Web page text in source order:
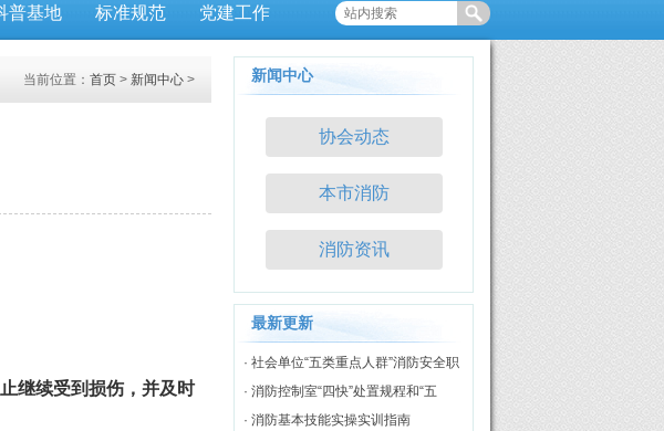
普基地 标准规范 党建工作
当前位置： 首页 > 新闻中心 >
继续受到损伤，并及时
新闻中心
协会动态
本市消防
消防资讯
最新更新
· 社会单位“五类重点人群”消防安全职
责
· 消防控制室“四快”处置规程和“五
知”评价标准
· 消防基本技能实操实训指南